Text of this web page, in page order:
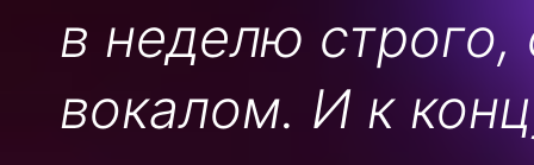
в неделю
вокалом. И к